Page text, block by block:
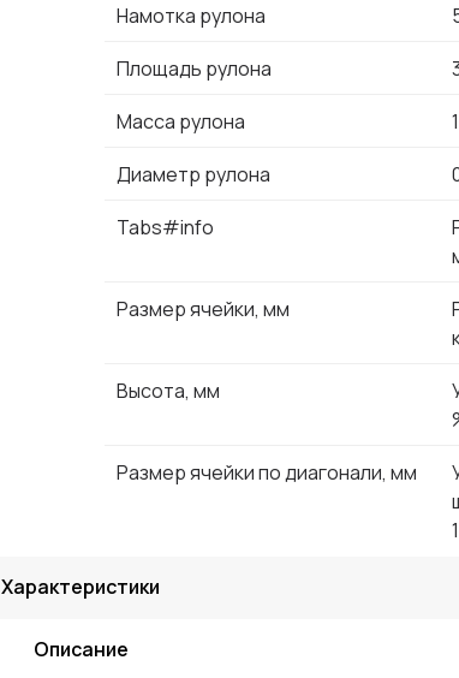
Намотка рулона
Площадь рулона
Масса рулона
Диаметр рулона
Tabs#info
Размер ячейки, мм
Высота, мм
Размер ячейки по диагонали, мм
Характеристики
Описание